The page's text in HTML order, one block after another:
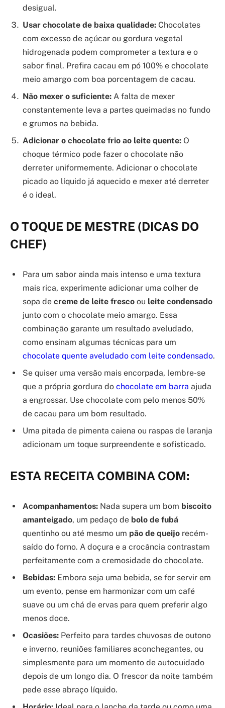
desigual.
Usar chocolate de baixa qualidade: Chocolates
com excesso de açúcar ou gordura vegetal
hidrogenada podem comprometer a textura e o
sabor final. Prefira cacau em pó 100% e chocolate
meio amargo com boa porcentagem de cacau.
Não mexer o suficiente: A falta de mexer
constantemente leva a partes queimadas no fundo
e grumos na bebida.
Adicionar o chocolate frio ao leite quente: O
choque térmico pode fazer o chocolate não
derreter uniformemente. Adicionar o chocolate
picado ao líquido já aquecido e mexer até derreter
é o ideal.
O TOQUE DE MESTRE (DICAS DO
CHEF)
Para um sabor ainda mais intenso e uma textura
mais rica, experimente adicionar uma colher de
sopa de creme de leite fresco ou leite condensado
junto com o chocolate meio amargo. Essa
combinação garante um resultado aveludado,
como ensinam algumas técnicas para um
chocolate quente aveludado com leite condensado.
Se quiser uma versão mais encorpada, lembre-se
que a própria gordura do chocolate em barra ajuda
a engrossar. Use chocolate com pelo menos 50%
de cacau para um bom resultado.
Uma pitada de pimenta caiena ou raspas de laranja
adicionam um toque surpreendente e sofisticado.
ESTA RECEITA COMBINA COM:
Acompanhamentos: Nada supera um bom biscoito
amanteigado, um pedaço de bolo de fubá
quentinho ou até mesmo um pão de queijo recém-
saído do forno. A doçura e a crocância contrastam
perfeitamente com a cremosidade do chocolate.
Bebidas: Embora seja uma bebida, se for servir em
um evento, pense em harmonizar com um café
suave ou um chá de ervas para quem preferir algo
menos doce.
Ocasiões: Perfeito para tardes chuvosas de outono
e inverno, reuniões familiares aconchegantes, ou
simplesmente para um momento de autocuidado
depois de um longo dia. O frescor da noite também
pede esse abraço líquido.